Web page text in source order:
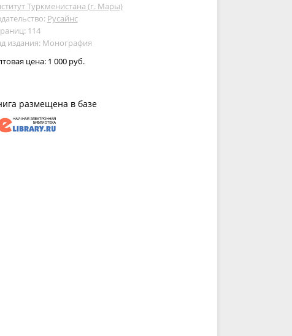
Туркменистана (г. Мары)
Русайнс
114
издания: Монография
цена: 1 000 руб.
размещена в базе